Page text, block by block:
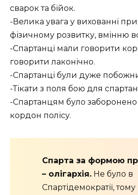
сварок та бійок.
-Велика увага у вихованні
фізичному розвитку, вмінню
-Спартанці мали говорити
говорити лаконічно.
-Спартанці були дуже
-Тікати з поля бою для
-Спартанцям було
кордон полісу.
Спарта за формою
– олігархія. Не було в
Спартідемократії,